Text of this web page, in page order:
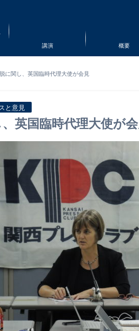
講演 概要
に関し、英国臨時代理大使が会見
と意見
英国臨時代理大使が